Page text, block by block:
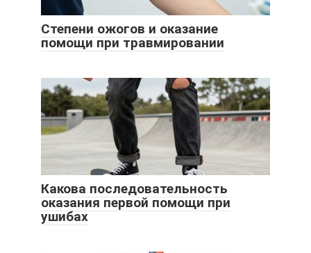
Степени ожогов и оказание
помощи при травмировании
Какова последовательность
оказания первой помощи при
ушибах